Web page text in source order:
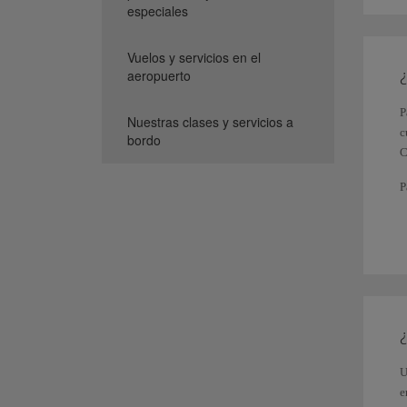
especiales
Vuelos y servicios en el
aeropuerto
Nuestras clases y servicios a
bordo